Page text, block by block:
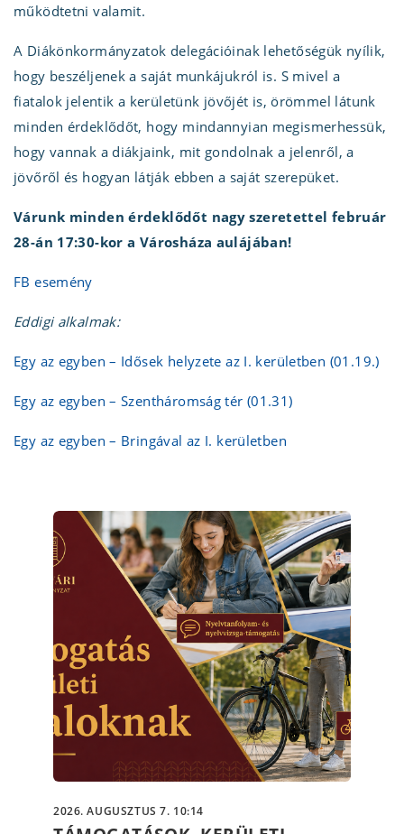
működtetni valamit.
A Diákönkormányzatok delegációinak lehetőségük nyílik,
hogy beszéljenek a saját munkájukról is. S mivel a
fiatalok jelentik a kerületünk jövőjét is, örömmel látunk
minden érdeklődőt, hogy mindannyian megismerhessük,
hogy vannak a diákjaink, mit gondolnak a jelenről, a
jövőről és hogyan látják ebben a saját szerepüket.
Várunk minden érdeklődőt nagy szeretettel február
28-án 17:30-kor a Városháza aulájában!
FB esemény
Eddigi alkalmak:
Egy az egyben – Idősek helyzete az I. kerületben (01.19.)
Egy az egyben – Szentháromság tér (01.31)
Egy az egyben – Bringával az I. kerületben
2026. AUGUSZTUS 7. 10:14